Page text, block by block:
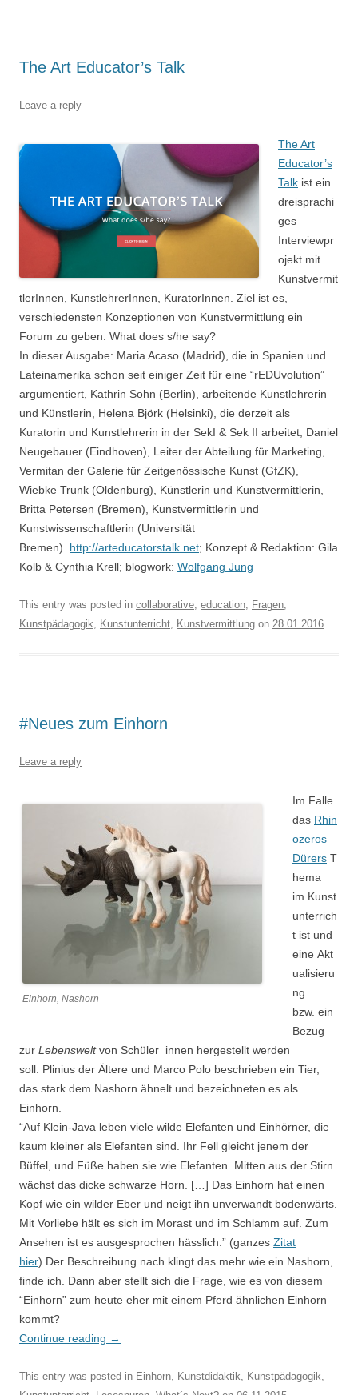
The Art Educator’s Talk
Leave a reply
The Art
Educator’s
Talk ist ein
dreisprachi
ges
Interviewpr
ojekt mit
Kunstvermit
tlerInnen, KunstlehrerInnen, KuratorInnen. Ziel ist es,
verschiedensten Konzeptionen von Kunstvermittlung ein
Forum zu geben. What does s/he say?
In dieser Ausgabe: Maria Acaso (Madrid), die in Spanien und
Lateinamerika schon seit einiger Zeit für eine “rEDUvolution”
argumentiert, Kathrin Sohn (Berlin), arbeitende Kunstlehrerin
und Künstlerin, Helena Björk (Helsinki), die derzeit als
Kuratorin und Kunstlehrerin in der SekI & Sek II arbeitet, Daniel
Neugebauer (Eindhoven), Leiter der Abteilung für Marketing,
Vermitan der Galerie für Zeitgenössische Kunst (GfZK),
Wiebke Trunk (Oldenburg), Künstlerin und Kunstvermittlerin,
Britta Petersen (Bremen), Kunstvermittlerin und
Kunstwissenschaftlerin (Universität
Bremen). http://arteducatorstalk.net; Konzept & Redaktion: Gila
Kolb & Cynthia Krell; blogwork: Wolfgang Jung
This entry was posted in collaborative, education, Fragen,
Kunstpädagogik, Kunstunterricht, Kunstvermittlung on 28.01.2016.
#Neues zum Einhorn
Leave a reply
Einhorn, Nashorn
Im Falle
das Rhin
ozeros
Dürers T
hema
im Kunst
unterrich
t ist und
eine Akt
ualisieru
ng
bzw. ein
Bezug
zur Lebensweltvon Schüler_innen hergestellt werden
soll: Plinius der Ältere und Marco Polo beschrieben ein Tier,
das stark dem Nashorn ähnelt und bezeichneten es als
Einhorn.
“Auf Klein-Java leben viele wilde Elefanten und Einhörner, die
kaum kleiner als Elefanten sind. Ihr Fell gleicht jenem der
Büffel, und Füße haben sie wie Elefanten. Mitten aus der Stirn
wächst das dicke schwarze Horn. […] Das Einhorn hat einen
Kopf wie ein wilder Eber und neigt ihn unverwandt bodenwärts.
Mit Vorliebe hält es sich im Morast und im Schlamm auf. Zum
Ansehen ist es ausgesprochen hässlich.” (ganzes Zitat
hier) Der Beschreibung nach klingt das mehr wie ein Nashorn,
finde ich. Dann aber stellt sich die Frage, wie es von diesem
“Einhorn” zum heute eher mit einem Pferd ähnlichen Einhorn
kommt?
Continue reading →
This entry was posted in Einhorn, Kunstdidaktik, Kunstpädagogik,